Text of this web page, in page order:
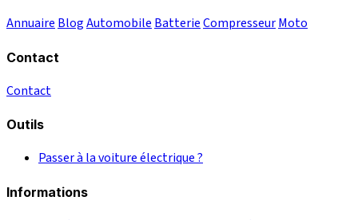
Annuaire BlogAutomobile BatterieCompresseurMoto
Contact
Contact
Outils
Passer à la voiture électrique ?
Informations